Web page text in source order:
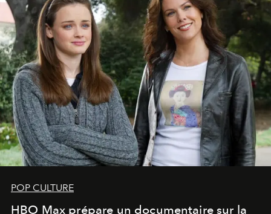
POP CULTURE
HBO Max prépare un documentaire sur la